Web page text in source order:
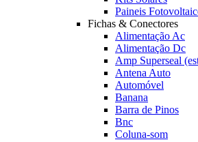
Paineis
Fichas & Conectores
Alimentação Ac
Alimentação Dc
Amp Superseal
Antena Auto
Automóvel
Banana
Barra de Pinos
Bnc
Coluna-som